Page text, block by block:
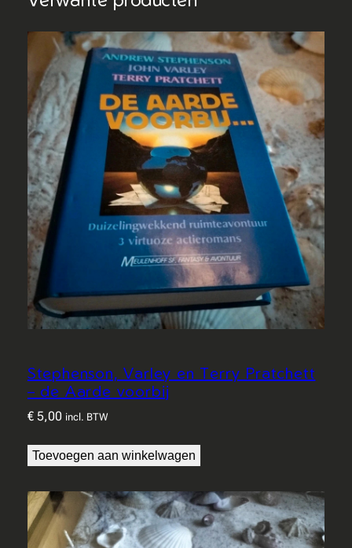
a
Stephenson, Varley en Terry Pratchett
– de Aarde voorbij
€5,00 incl. BTW
Toevoegen aan winkelwagen